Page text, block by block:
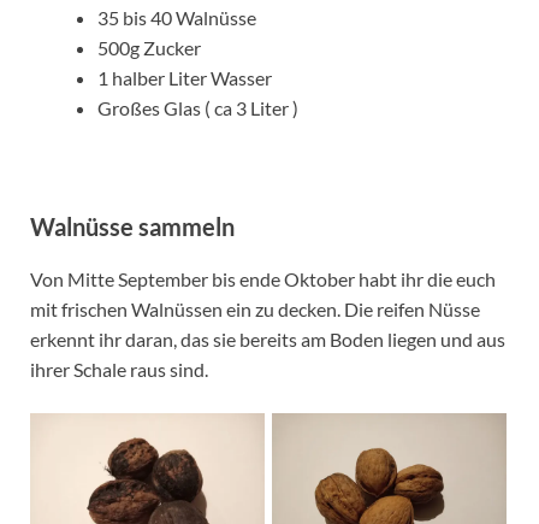
35 bis 40 Walnüsse
500g Zucker
1 halber Liter Wasser
Großes Glas ( ca 3 Liter )
Walnüsse sammeln
Von Mitte September bis ende Oktober habt ihr die euch
mit frischen Walnüssen ein zu decken. Die reifen Nüsse
erkennt ihr daran, das sie bereits am Boden liegen und aus
ihrer Schale raus sind.